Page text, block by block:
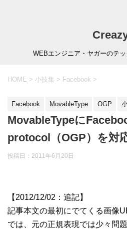
WEBエンジニア・ヤガーのテ
HOME > 小技集 > Facebook >
Facebook MovableType OGP
MovableTypeに
protocol（OGP）を対
投稿日： 2011年6月20日
【2012/12/02：追記】
記事本文の最初にでてくる画像
では、元の正規表現では少々問